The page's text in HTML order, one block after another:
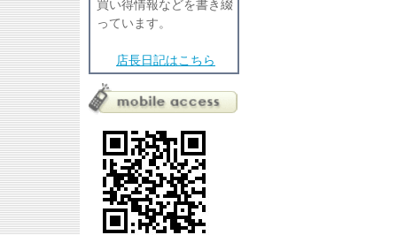
買い得情報などを書き綴
っています。
店長日記はこちら